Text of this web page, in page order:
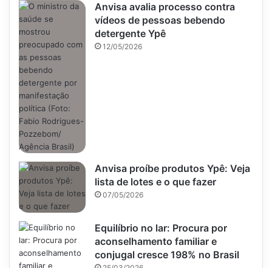
Anvisa avalia processo contra
vídeos de pessoas bebendo
detergente Ypê
12/05/2026
Anvisa proíbe produtos Ypê: Veja
lista de lotes e o que fazer
07/05/2026
Equilíbrio no lar: Procura por
aconselhamento familiar e
conjugal cresce 198% no Brasil